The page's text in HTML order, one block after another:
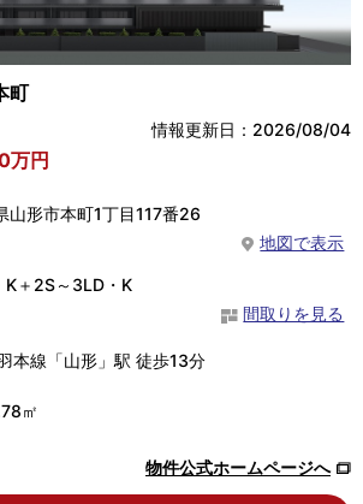
町
情報更新日：2026/08/04
万円
山形市本町1丁目117番26
地図で表示
K＋2S～3LD・K
間取りを見る
本線「山形」駅 徒歩13分
㎡
物件公式ホームページへ